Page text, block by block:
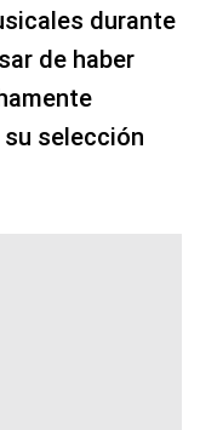
durante
de haber
selección